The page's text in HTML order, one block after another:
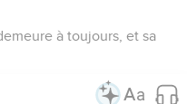
à toujours, et sa